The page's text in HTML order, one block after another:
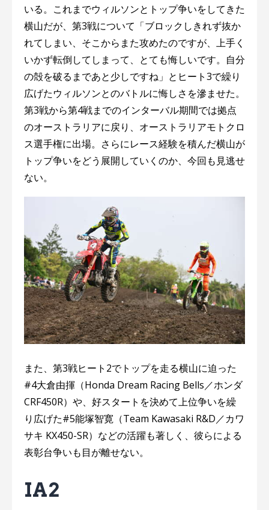
いる。これまでウィルソンとトップ争いをしてきた
横山だが、第3戦について「ブロックしきれず抜か
れてしまい、そこからまた攻めたのですが、上手く
いかず転倒してしまって、とても悔しいです。自分
の殻を破るまであと少しですね」とヒート3で繰り
広げたウィルソンとのバトルに悔しさを滲ませた。
第3戦から第4戦までのインターバル期間では拠点
のオーストラリアに戻り、オーストラリアモトクロ
ス選手権に出場。さらにレース経験を積んだ横山が
トップ争いをどう展開していくのか、今回も見逃せ
ない。
また、第3戦ヒート2でトップを走る横山に迫った
#4大倉由揮（Honda Dream Racing Bells／ホンダ
CRF450R）や、好スタートを決めて上位争いを繰
り広げた#5能塚智寛（Team Kawasaki R&D／カワ
サキ KX450-SR）などの活躍も著しく、彼らによる
表彰台争いも目が離せない。
IA2